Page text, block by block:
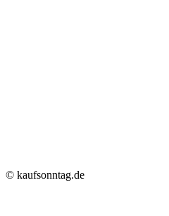
© kaufsonntag.de